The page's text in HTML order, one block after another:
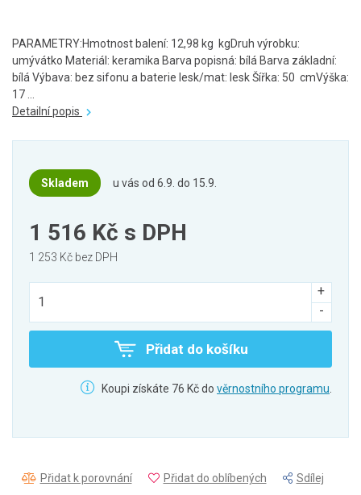
PARAMETRY:Hmotnost balení: 12,98 kg kgDruh výrobku:
umývátko Materiál: keramika Barva popisná: bílá Barva základní:
bílá Výbava: bez sifonu a baterie lesk/mat: lesk Šířka: 50 cmVýška:
17 ...
Detailní popis
Skladem u vás od 6.9. do 15.9.
1 516 Kč s DPH
1 253 Kč bez DPH
Přidat do košíku
Koupi získáte 76 Kč do věrnostního programu
Přidat k porovnání Přidat do oblíbených
Sdílej